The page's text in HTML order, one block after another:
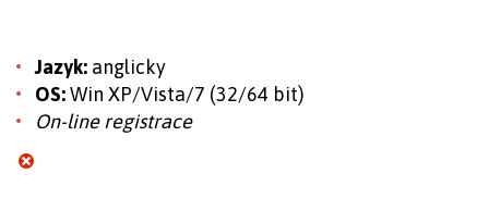
Jazyk: anglicky
OS:Win XP/Vista/7 (32/64 bit)
On-line registrace